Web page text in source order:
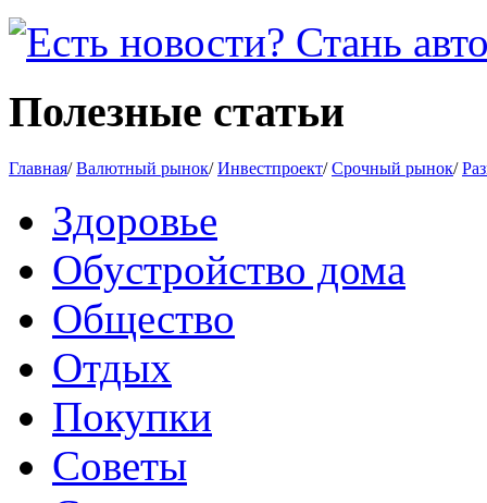
Полезные статьи
Главная/Валютный рынок/Инвестпроект/Срочный рынок/
Здоровье
Обустройство дома
Общество
Отдых
Покупки
Советы